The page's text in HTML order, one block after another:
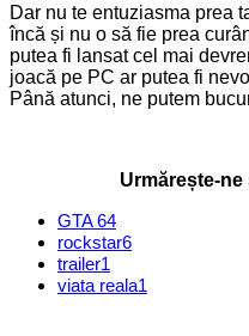
Dar nu te entuziasma prea
încă și nu o să fie prea
putea fi lansat cel mai
joacă pe PC ar putea fi
Până atunci, ne putem
Urmărește-ne
GTA 64
rockstar6
trailer1
viata reala1